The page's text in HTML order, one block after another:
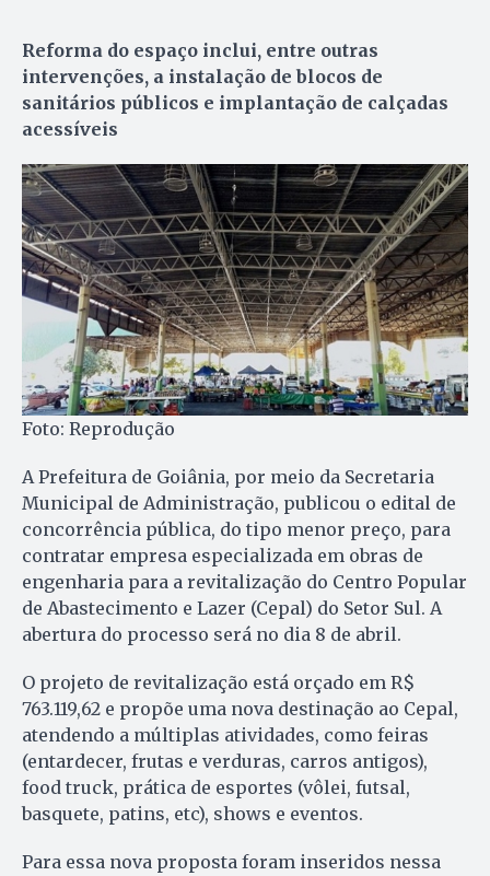
Reforma do espaço inclui, entre outras
intervenções, a instalação de blocos de
sanitários públicos e implantação de calçadas
acessíveis
Foto: Reprodução
A Prefeitura de Goiânia, por meio da Secretaria
Municipal de Administração, publicou o edital de
concorrência pública, do tipo menor preço, para
contratar empresa especializada em obras de
engenharia para a revitalização do Centro Popular
de Abastecimento e Lazer (Cepal) do Setor Sul. A
abertura do processo será no dia 8 de abril.
O projeto de revitalização está orçado em R$
763.119,62 e propõe uma nova destinação ao Cepal,
atendendo a múltiplas atividades, como feiras
(entardecer, frutas e verduras, carros antigos),
food truck, prática de esportes (vôlei, futsal,
basquete, patins, etc), shows e eventos.
Para essa nova proposta foram inseridos nessa